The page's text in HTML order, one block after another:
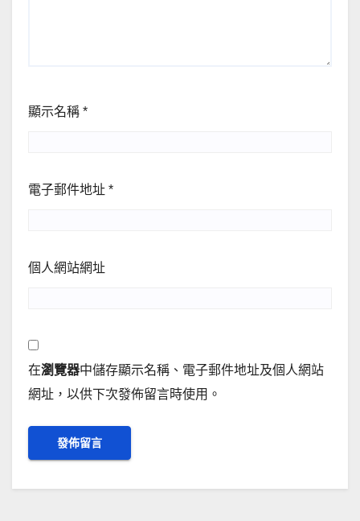
顯示名稱 *
電子郵件地址 *
個人網站網址
在瀏覽器中儲存顯示名稱、電子郵件地址及個人網站
網址，以供下次發佈留言時使用。